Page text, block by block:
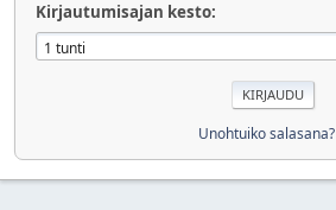
Kirjautumisajan kesto:
Unohtuiko salasana?